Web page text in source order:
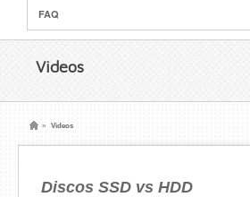
FAQ
Videos
» Videos
Discos SSD vs HDD